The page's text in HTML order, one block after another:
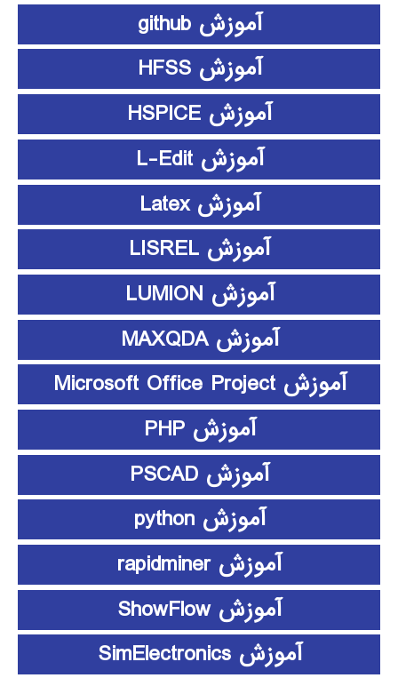
آموزش github
آموزش HFSS
آموزش HSPICE
آموزش L-Edit
آموزش Latex
آموزش LISREL
آموزش LUMION
آموزش MAXQDA
آموزش Microsoft Office Project
آموزش PHP
آموزش PSCAD
آموزش python
آموزش rapidminer
آموزش ShowFlow
آموزش SimElectronics